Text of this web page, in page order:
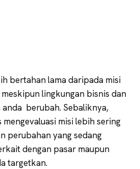
bertahan lama daripada misi
lingkungan bisnis dan
berubah. Sebaliknya,
misi lebih sering
perubahan yang sedang
dengan pasar maupun
targetkan.